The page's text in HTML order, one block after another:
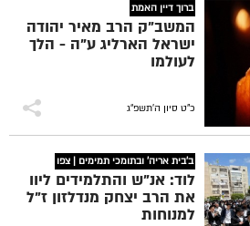
ברוך דיין האמת
המשב"ק הרב מאיר יהודה
ישראל הארליג ע"ה - הלך
לעולמו
כ"ט סיון ה׳תשפ״ג
ב'בית אריה' ובתומכי תמימים | צפו
לוד: אנ"ש והתלמידים ליוו
את הרב יצחק מנדלזון ז"ל
למנוחות